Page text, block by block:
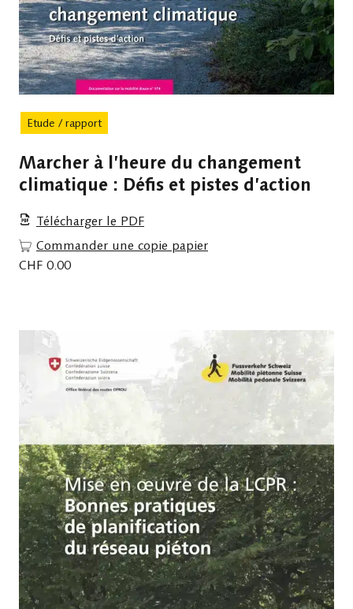
Etude / rapport
Marcher à l’heure du changement
climatique : Défis et pistes d’action
Télécharger le PDF
Commander une copie papier
CHF 0.00